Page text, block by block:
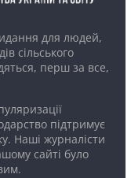
для людей,
сільського
перш за все,
підтримує
Наші журналісти
сайті було